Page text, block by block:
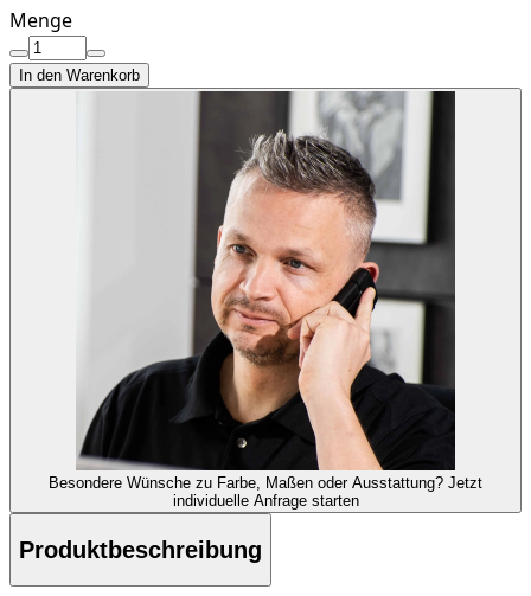
Menge
In den Warenkorb
Besondere Wünsche zu Farbe, Maßen oder Ausstattung? Jetzt
individuelle Anfrage starten
Produktbeschreibung